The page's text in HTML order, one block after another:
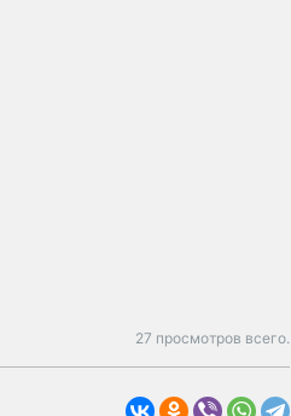
27 просмотров всего.